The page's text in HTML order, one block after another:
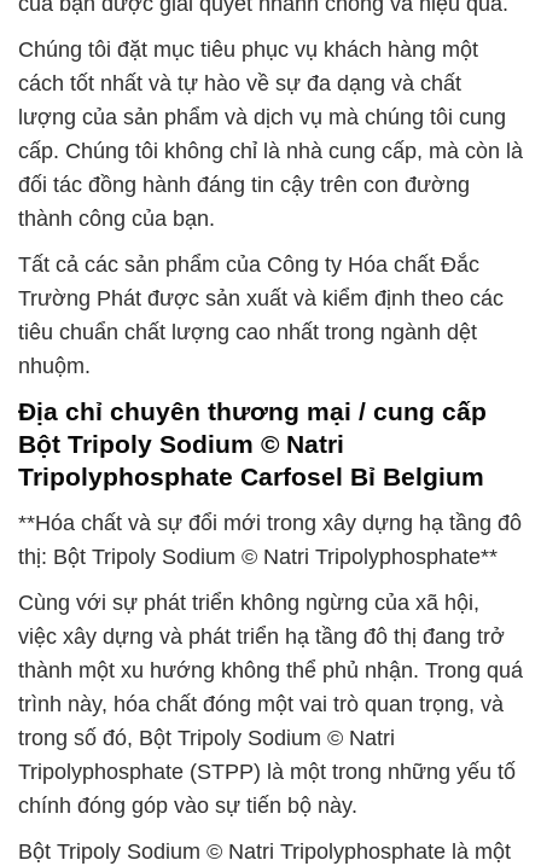
Chúng tôi đặt mục tiêu phục vụ khách hàng một
cách tốt nhất và tự hào về sự đa dạng và chất
lượng của sản phẩm và dịch vụ mà chúng tôi cung
cấp. Chúng tôi không chỉ là nhà cung cấp, mà còn là
đối tác đồng hành đáng tin cậy trên con đường
thành công của bạn.
Tất cả các sản phẩm của Công ty Hóa chất Đắc
Trường Phát được sản xuất và kiểm định theo các
tiêu chuẩn chất lượng cao nhất trong ngành dệt
nhuộm.
Địa chỉ chuyên thương mại / cung cấp
Bột Tripoly Sodium © Natri
Tripolyphosphate Carfosel Bỉ Belgium
**Hóa chất và sự đổi mới trong xây dựng hạ tầng đô
thị: Bột Tripoly Sodium © Natri Tripolyphosphate**
Cùng với sự phát triển không ngừng của xã hội,
việc xây dựng và phát triển hạ tầng đô thị đang trở
thành một xu hướng không thể phủ nhận. Trong quá
trình này, hóa chất đóng một vai trò quan trọng, và
trong số đó, Bột Tripoly Sodium © Natri
Tripolyphosphate (STPP) là một trong những yếu tố
chính đóng góp vào sự tiến bộ này.
Bột Tripoly Sodium © Natri Tripolyphosphate là một